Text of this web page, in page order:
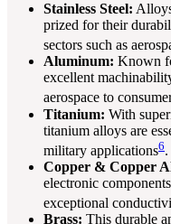
Stainless Steel:
prized for their
sectors such as
Aluminum: Known
excellent
aerospace to
Titanium: With
titanium alloys are
military applications6.
Copper & Copper
electronic
exceptional
Brass: This durable